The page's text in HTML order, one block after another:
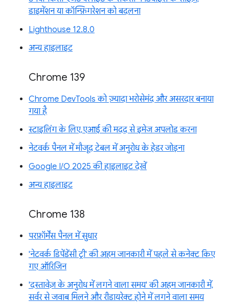
डाइमेंशन या कॉन्फ़िगरेशन को बदलना
Lighthouse 12.8.0
अन्य हाइलाइट
Chrome 139
Chrome DevTools को ज़्यादा भरोसेमंद और असरदार बनाया
गया है
स्टाइलिंग के लिए, एआई की मदद से इमेज अपलोड करना
नेटवर्क पैनल में मौजूद टेबल में अनुरोध के हेडर जोड़ना
Google I/O 2025 की हाइलाइट देखें
अन्य हाइलाइट
Chrome 138
परफ़ॉर्मेंस पैनल में सुधार
'नेटवर्क डिपेंडेंसी ट्री' की अहम जानकारी में पहले से कनेक्ट किए
गए ऑरिजिन
'दस्तावेज़ के अनुरोध में लगने वाला समय' की अहम जानकारी में,
सर्वर से जवाब मिलने और रीडायरेक्ट होने में लगने वाला समय